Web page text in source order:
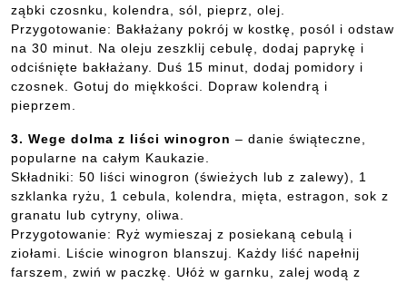
ząbki czosnku, kolendra, sól, pieprz, olej.
Przygotowanie: Bakłażany pokrój w kostkę, posól i odstaw
na 30 minut. Na oleju zeszklij cebulę, dodaj paprykę i
odciśnięte bakłażany. Duś 15 minut, dodaj pomidory i
czosnek. Gotuj do miękkości. Dopraw kolendrą i
pieprzem.
3. Wege dolma z liści winogron – danie świąteczne,
popularne na całym Kaukazie.
Składniki: 50 liści winogron (świeżych lub z zalewy), 1
szklanka ryżu, 1 cebula, kolendra, mięta, estragon, sok z
granatu lub cytryny, oliwa.
Przygotowanie: Ryż wymieszaj z posiekaną cebulą i
ziołami. Liście winogron blanszuj. Każdy liść napełnij
farszem, zwiń w paczkę. Ułóż w garnku, zalej wodą z